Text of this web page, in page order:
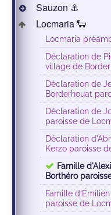
Sauzon ⚓️
Locmaria 🐑
Locmaria
Déclaration de
village de
Déclaration de
Borderhouat
Déclaration de
paroisse de
Déclaration
Kerzo paroisse
Famille
Borthéro
Famille
paroisse de